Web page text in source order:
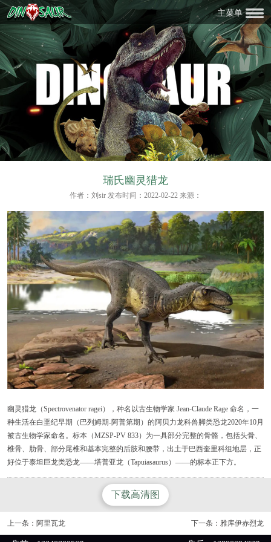
主菜单
瑞氏幽灵猎龙
作者：刘sir 发布时间：2022-02-22 来源：
幽灵猎龙（Spectrovenator ragei），种名以古生物学家 Jean-Claude Rage 命名，一
种生活在白垩纪早期（巴列姆期-阿普第期）的阿贝力龙科兽脚类恐龙2020年10月
被古生物学家命名。标本（MZSP-PV 833）为一具部分完整的骨骼，包括头骨、
椎骨、肋骨、部分尾椎和基本完整的后肢和腰带，出土于巴西奎里科组地层，正
好位于泰坦巨龙类恐龙——塔普亚龙（Tapuiasaurus）——的标本正下方。
下载高清图
上一条： 阿里瓦龙 下一条： 雅库伊赤烈龙